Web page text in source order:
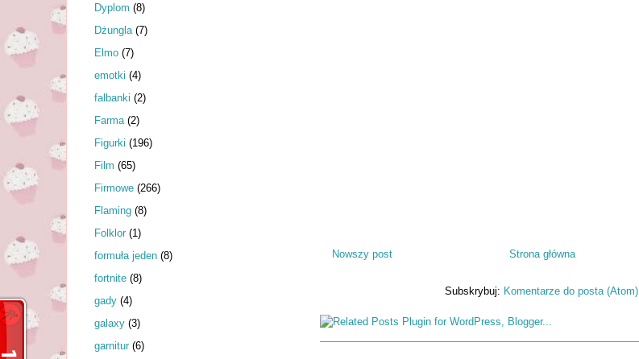
Nowszy post Strona główna
Subskrybuj: Komentarze do posta (Atom)
Dyplom (8)
Dżungla (7)
Elmo (7)
emotki (4)
falbanki (2)
Farma (2)
Figurki (196)
Film (65)
Firmowe (266)
Flaming (8)
Folklor (1)
formuła jeden (8)
fortnite (8)
gady (4)
galaxy (3)
garnitur (6)